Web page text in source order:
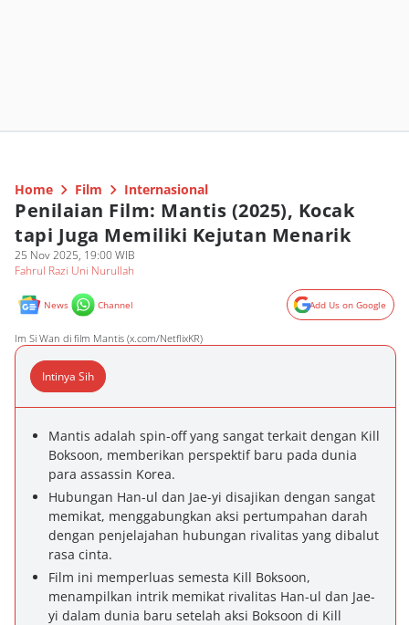
Home Film Internasional
Penilaian Film: Mantis (2025), Kocak
tapi Juga Memiliki Kejutan Menarik
25 Nov 2025, 19:00 WIB
Fahrul Razi Uni Nurullah
News Channel Add Us on Google
Im Si Wan di film Mantis (x.com/NetflixKR)
Intinya Sih
Mantis adalah spin-off yang sangat terkait dengan Kill
Boksoon, memberikan perspektif baru pada dunia
para assassin Korea.
Hubungan Han-ul dan Jae-yi disajikan dengan sangat
memikat, menggabungkan aksi pertumpahan darah
dengan penjelajahan hubungan rivalitas yang dibalut
rasa cinta.
Film ini memperluas semesta Kill Boksoon,
menampilkan intrik memikat rivalitas Han-ul dan Jae-
yi dalam dunia baru setelah aksi Boksoon di Kill